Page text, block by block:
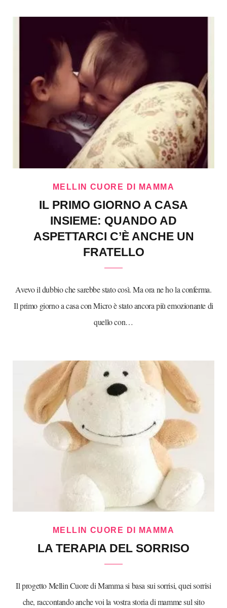
MELLIN CUORE DI MAMMA
IL PRIMO GIORNO A CASA
INSIEME: QUANDO AD
ASPETTARCI C’È ANCHE UN
FRATELLO
Avevo il dubbio che sarebbe stato così. Ma ora ne ho la conferma.
Il primo giorno a casa con Micro è stato ancora più emozionante di
quello con…
MELLIN CUORE DI MAMMA
LA TERAPIA DEL SORRISO
Il progetto Mellin Cuore di Mamma si basa sui sorrisi, quei sorrisi
che, raccontando anche voi la vostra storia di mamme sul sito